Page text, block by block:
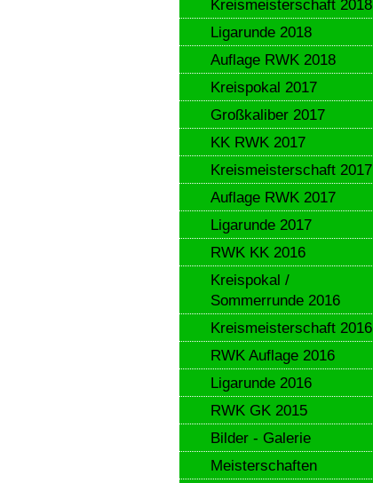
Kreismeisterschaft 2018
Ligarunde 2018
Auflage RWK 2018
Kreispokal 2017
Großkaliber 2017
KK RWK 2017
Kreismeisterschaft 2017
Auflage RWK 2017
Ligarunde 2017
RWK KK 2016
Kreispokal /
Sommerrunde 2016
Kreismeisterschaft 2016
RWK Auflage 2016
Ligarunde 2016
RWK GK 2015
Bilder - Galerie
Meisterschaften